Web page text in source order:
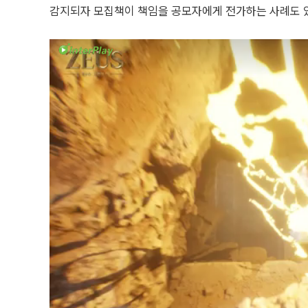
감지되자 모집책이 책임을 공모자에게 전가하는 사례도